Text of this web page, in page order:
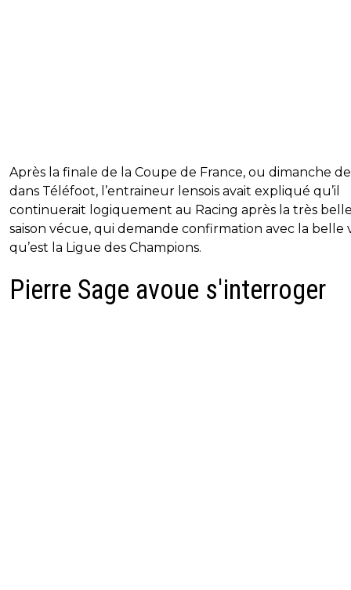
Après la finale de la Coupe de France, ou dimanche
dans Téléfoot, l’entraineur lensois avait expliqué qu’il
continuerait logiquement au Racing après la très
saison vécue, qui demande confirmation avec la belle
qu’est la Ligue des Champions.
Pierre Sage avoue s'interroger